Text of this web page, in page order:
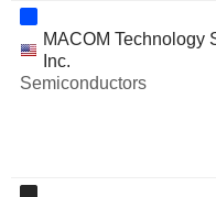
MACOM Technology
Inc.
Semiconductors